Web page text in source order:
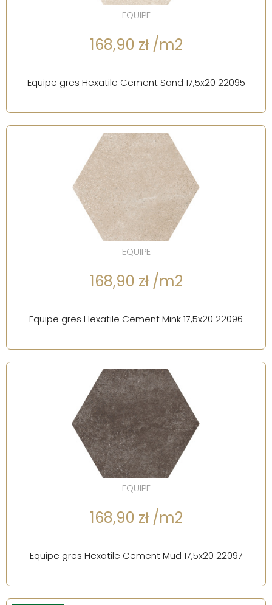
EQUIPE
168,90 zł /m2
Equipe gres Hexatile Cement Sand 17,5x20 22095
EQUIPE
168,90 zł /m2
Equipe gres Hexatile Cement Mink 17,5x20 22096
EQUIPE
168,90 zł /m2
Equipe gres Hexatile Cement Mud 17,5x20 22097